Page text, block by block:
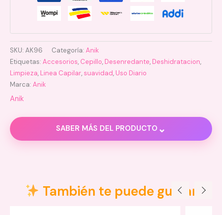
SKU: AK96 Categoría: Anik
Etiquetas: Accesorios, Cepillo, Desenredante, Deshidratacion,
Limpieza, Linea Capilar,suavidad, Uso Diario
Marca: Anik
Anik
SABER MÁS DEL PRODUCTO ⌄
También te puede gustar